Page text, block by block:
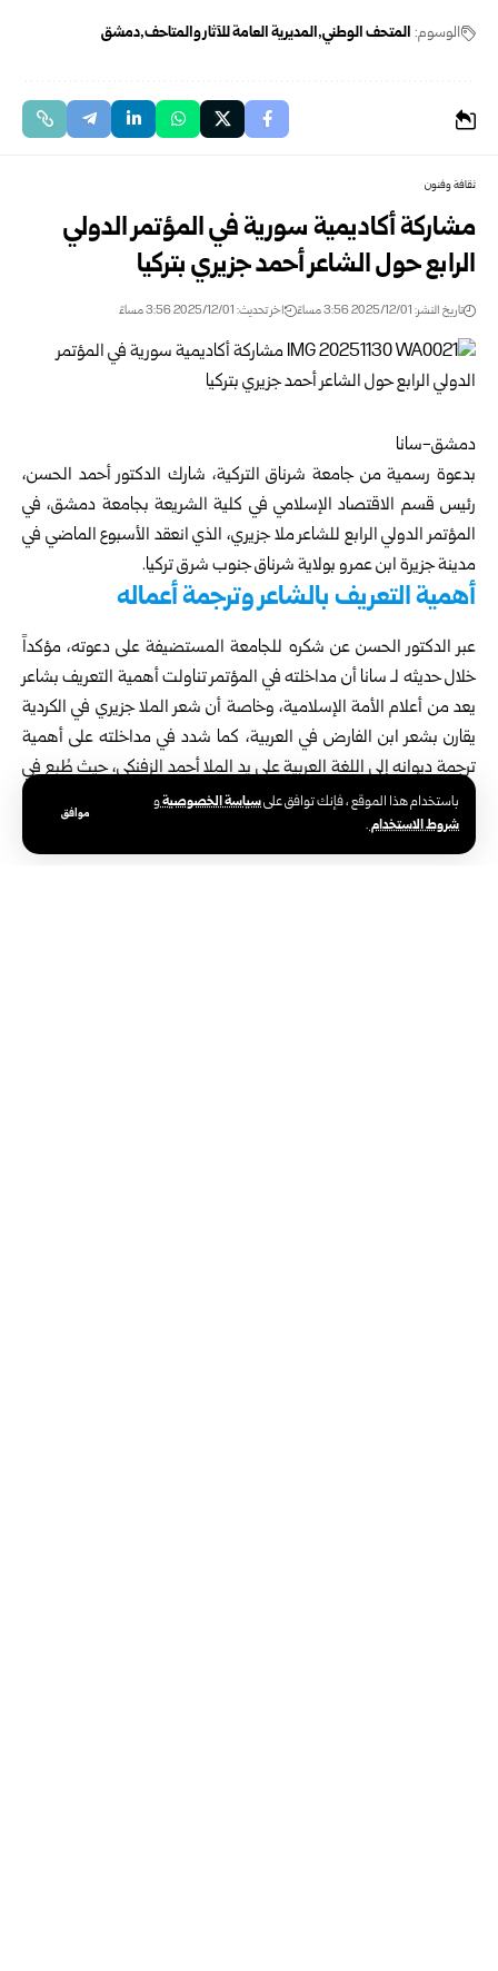
باستخدام هذا الموقع ، فإنك توافق علىسياسة الخصوصيةو
شروط الاستخدام.
موافق
الوسوم: المتحف الوطني المديرية العامة للآثار والمتاحف دمشق
ثقافة وفنون
مشاركة أكاديمية سورية في المؤتمر الدولي
الرابع حول الشاعر أحمد جزيري بتركيا
تاريخ النشر: 2025/12/01 3:56 مساءً اخر تحديث: 2025/12/01 3:56 مساءً
دمشق-سانا
بدعوة رسمية من جامعة شرناق التركية، شارك الدكتور أحمد الحسن،
رئيس قسم الاقتصاد الإسلامي في كلية الشريعة بجامعة دمشق، في
المؤتمر الدولي الرابع للشاعر ملا جزيري، الذي انعقد الأسبوع الماضي في
مدينة جزيرة ابن عمرو بولاية شرناق جنوب شرق تركيا.
أهمية التعريف بالشاعر وترجمة أعماله
عبر الدكتور الحسن عن شكره للجامعة المستضيفة على دعوته، مؤكداً
خلال حديثه لـ سانا أن مداخلته في المؤتمر تناولت أهمية التعريف بشاعر
يعد من أعلام الأمة الإسلامية، وخاصة أن شعر الملا جزيري في الكردية
يقارن بشعر ابن الفارض في العربية، كما شدد في مداخلته على أهمية
ترجمة ديوانه إلى اللغة العربية على يد الملا أحمد الزفنكي، حيث طُبع في
مجلدين بمدينة القامشلي منذ عقود، إضافة إلى وجود ترجمات أخرى له.
الترجمة الأهم والمخطوطة المنتظرة للنشر